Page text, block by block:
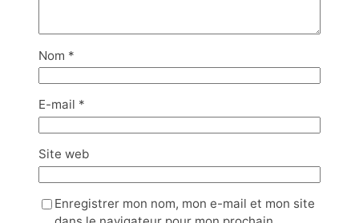
Nom *
E-mail *
Site web
Enregistrer mon nom, mon e-mail et mon site